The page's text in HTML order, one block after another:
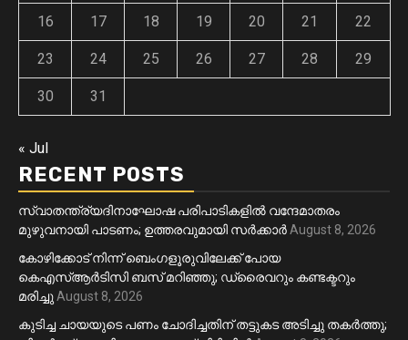
16 17 18 19 20 21 22
23 24 25 26 27 28 29
30 31
« Jul
RECENT POSTS
സ്വാതന്ത്ര്യദിനാഘോഷ പരിപാടികളിൽ വന്ദേമാതരം
മുഴുവനായി പാടണം; ഉത്തരവുമായി സർക്കാർ August 8, 2026
കോഴിക്കോട് നിന്ന് ബെംഗളൂരുവിലേക്ക് പോയ
കെഎസ്ആർടിസി ബസ് മറിഞ്ഞു; ഡ്രൈവറും കണ്ടക്ടറും
മരിച്ചു August 8, 2026
കുടിച്ച ചായയുടെ പണം ചോദിച്ചതിന് തട്ടുകട അടിച്ചു തകർത്തു;